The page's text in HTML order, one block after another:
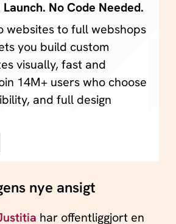
No Code Needed.
websites to full webshops
you build custom
visually, fast and
14M+ users who choose
and full design
nye ansigt
har offentliggjort en